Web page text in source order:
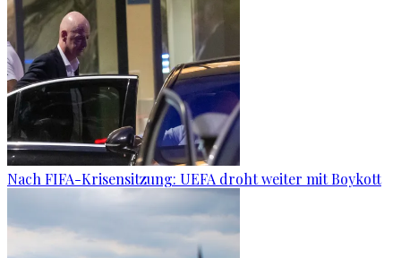
Nach FIFA-Krisensitzung: UEFA droht weiter mit Boykott